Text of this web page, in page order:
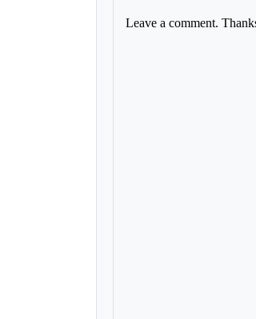
Leave a comment.